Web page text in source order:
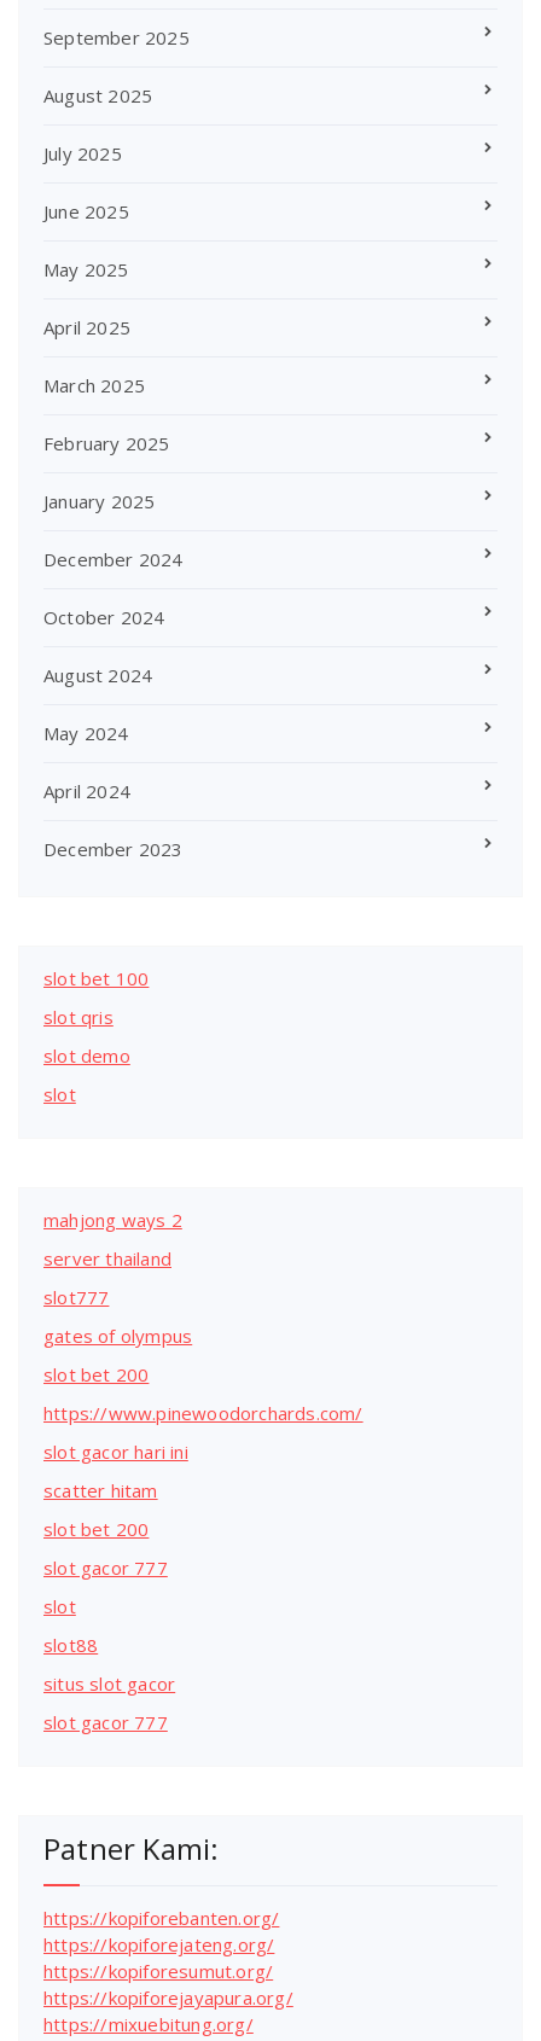
September 2025
August 2025
July 2025
June 2025
May 2025
April 2025
March 2025
February 2025
January 2025
December 2024
October 2024
August 2024
May 2024
April 2024
December 2023
slot bet 100
slot qris
slot demo
slot
mahjong ways 2
server thailand
slot777
gates of olympus
slot bet 200
https://www.pinewoodorchards.com/
slot gacor hari ini
scatter hitam
slot bet 200
slot gacor 777
slot
slot88
situs slot gacor
slot gacor 777
Patner Kami:
https://kopiforebanten.org/
https://kopiforejateng.org/
https://kopiforesumut.org/
https://kopiforejayapura.org/
https://mixuebitung.org/